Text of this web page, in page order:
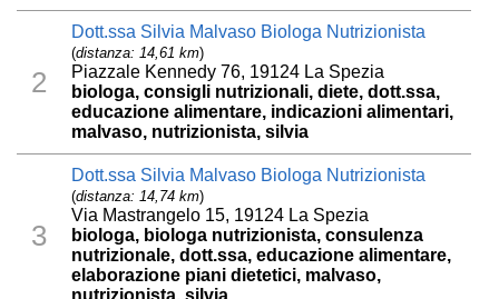
2
Dott.ssa Silvia Malvaso Biologa Nutrizionista
(distanza: 14,61 km)
Piazzale Kennedy 76, 19124 La Spezia
biologa, consigli nutrizionali, diete, dott.ssa,
educazione alimentare, indicazioni alimentari,
malvaso, nutrizionista, silvia
3
Dott.ssa Silvia Malvaso Biologa Nutrizionista
(distanza: 14,74 km)
Via Mastrangelo 15, 19124 La Spezia
biologa, biologa nutrizionista, consulenza
nutrizionale, dott.ssa, educazione alimentare,
elaborazione piani dietetici, malvaso,
nutrizionista, silvia